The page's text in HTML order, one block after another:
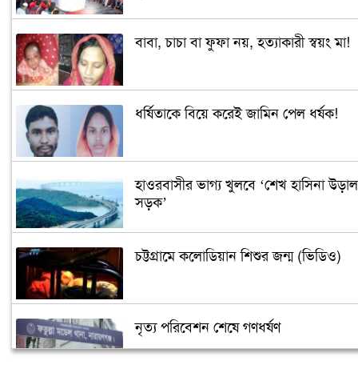
বাবা, চাচা বা ফুফা নয়, হত্যাকারী স্বয়ং মা!
ধর্ষিতাকে বিয়ে করেই জামিন পেল ধর্ষক!
হাওরবাসীর ভাগ্য খুলবে ‘শেখ হাসিনা উড়াল
সড়ক’
চট্টগ্রামে কলোডিয়ান শিশুর জন্ম (ভিডিও)
নৃত্য পরিবেশন শেষে গণধর্ষণ